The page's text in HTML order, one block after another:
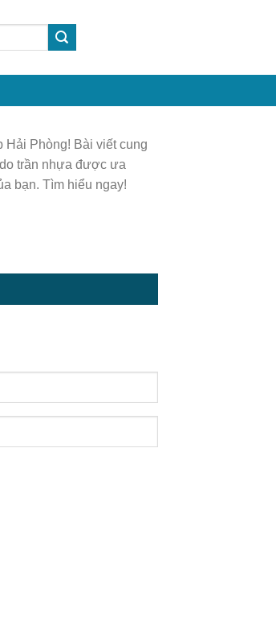
Hải Phòng! Bài viết cung
trần nhựa được ưa
bạn. Tìm hiểu ngay!